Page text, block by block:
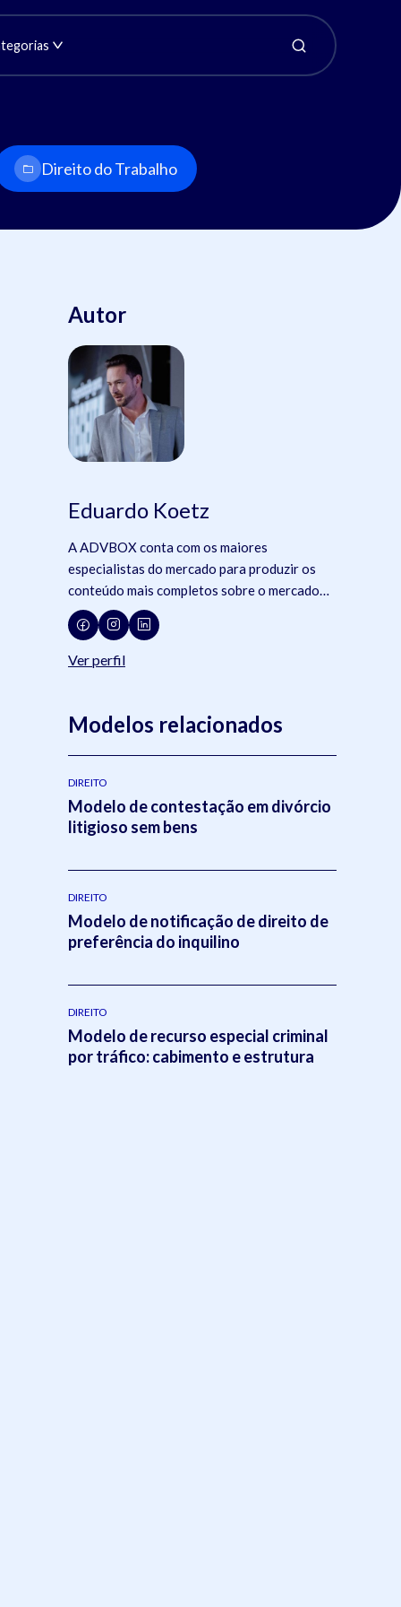
Direito do Trabalho
Autor
Eduardo Koetz
A ADVBOX conta com os maiores
especialistas do mercado para produzir os
conteúdo mais completos sobre o mercado
jurídico, tecnologia e advocacia.
Ver perfil
Modelos relacionados
DIREITO
Modelo de contestação em divórcio
litigioso sem bens
DIREITO
Modelo de notificação de direito de
preferência do inquilino
DIREITO
Modelo de recurso especial criminal
por tráfico: cabimento e estrutura